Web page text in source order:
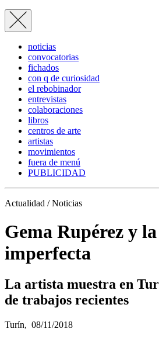
noticias
convocatorias
fichados
con q de curiosidad
el rebobinador
entrevistas
colaboraciones
libros
centros de arte
artistas
movimientos
fuera de menú
PUBLICIDAD
Actualidad / Noticias
Gema Rupérez y
imperfecta
La artista muestra en
de trabajos recientes
Turín, 08/11/2018